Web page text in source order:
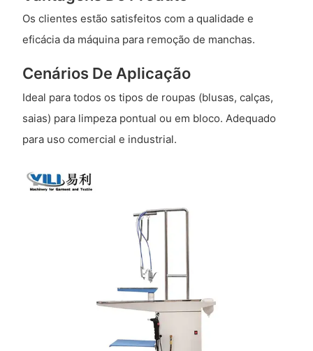
Os clientes estão satisfeitos com a qualidade e
eficácia da máquina para remoção de manchas.
Cenários De Aplicação
Ideal para todos os tipos de roupas (blusas, calças,
saias) para limpeza pontual ou em bloco. Adequado
para uso comercial e industrial.